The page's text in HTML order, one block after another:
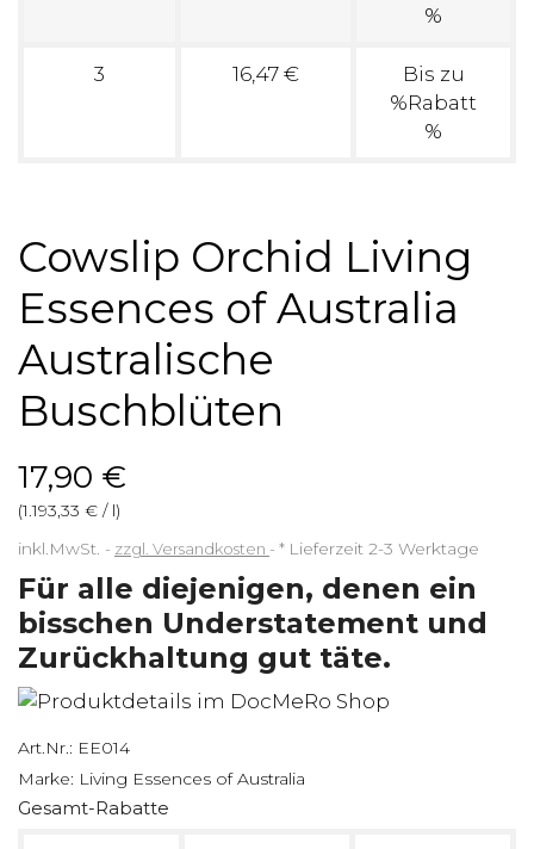
%
3 16,47 €
Bis zu
%Rabatt
%
Cowslip Orchid Living
Essences of Australia
Australische
Buschblüten
17,90 €
(1.193,33 € / l)
inkl.MwSt.
zzgl. Versandkosten * Lieferzeit 2-3 Werktage
Für alle diejenigen, denen ein
bisschen Understatement und
Zurückhaltung gut täte.
Art.Nr.: EE014
Marke: Living Essences of Australia
Gesamt-Rabatte